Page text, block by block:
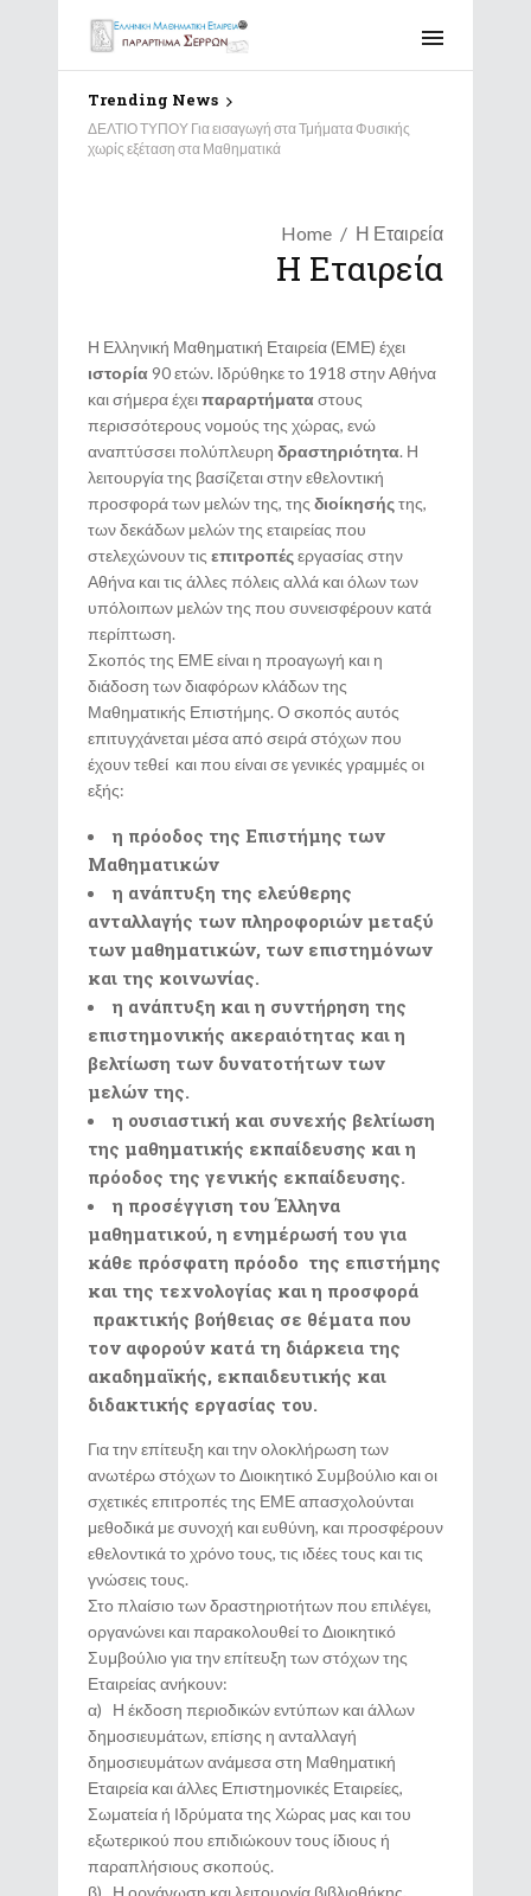
Trending News
ΔΕΛΤΙΟ ΤΥΠΟΥ Για εισαγωγή στα Τμήματα Φυσικής
χωρίς εξέταση στα Μαθηματικά
Home Η Εταιρεία
Η Εταιρεία
Η Ελληνική Μαθηματική Εταιρεία (ΕΜΕ) έχει
ιστορία90 ετών. Ιδρύθηκε το 1918 στην Αθήνα
και σήμερα έχειπαραρτήματαστους
περισσότερους νομούς της χώρας, ενώ
αναπτύσσει πολύπλευρη δραστηριότητα. Η
λειτουργία της βασίζεται στην εθελοντική
προσφορά των μελών της, της διοίκησήςτης,
των δεκάδων μελών της εταιρείας που
στελεχώνουν τις επιτροπέςεργασίας στην
Αθήνα και τις άλλες πόλεις αλλά και όλων των
υπόλοιπων μελών της που συνεισφέρουν κατά
περίπτωση.
Σκοπός της ΕΜΕ είναι η προαγωγή και η
διάδοση των διαφόρων κλάδων της
Μαθηματικής Επιστήμης. Ο σκοπός αυτός
επιτυγχάνεται μέσα από σειρά στόχων που
έχουν τεθεί και που είναι σε γενικές γραμμές οι
εξής:
η πρόοδος της Επιστήμης των
Μαθηματικών
η ανάπτυξη της ελεύθερης
ανταλλαγής των πληροφοριών μεταξύ
των μαθηματικών, των επιστημόνων
και της κοινωνίας.
η ανάπτυξη και η συντήρηση της
επιστημονικής ακεραιότητας και η
βελτίωση των δυνατοτήτων των
μελών της.
η ουσιαστική και συνεχής βελτίωση
της μαθηματικής εκπαίδευσης και η
πρόοδος της γενικής εκπαίδευσης.
η προσέγγιση του Έλληνα
μαθηματικού, η ενημέρωσή του για
κάθε πρόσφατη πρόοδο της επιστήμης
και της τεχνολογίας και η προσφορά
πρακτικής βοήθειας σε θέματα που
τον αφορούν κατά τη διάρκεια της
ακαδημαϊκής, εκπαιδευτικής και
διδακτικής εργασίας του.
Για την επίτευξη και την ολοκλήρωση των
ανωτέρω στόχων το Διοικητικό Συμβούλιο και οι
σχετικές επιτροπές της ΕΜΕ απασχολούνται
μεθοδικά με συνοχή και ευθύνη, και προσφέρουν
εθελοντικά το χρόνο τους, τις ιδέες τους και τις
γνώσεις τους.
Στο πλαίσιο των δραστηριοτήτων που επιλέγει,
οργανώνει και παρακολουθεί το Διοικητικό
Συμβούλιο για την επίτευξη των στόχων της
Εταιρείας ανήκουν:
α) Η έκδοση περιοδικών εντύπων και άλλων
δημοσιευμάτων, επίσης η ανταλλαγή
δημοσιευμάτων ανάμεσα στη Μαθηματική
Εταιρεία και άλλες Επιστημονικές Εταιρείες,
Σωματεία ή Ιδρύματα της Χώρας μας και του
εξωτερικού που επιδιώκουν τους ίδιους ή
παραπλήσιους σκοπούς.
β) Η οργάνωση και λειτουργία βιβλιοθήκης.